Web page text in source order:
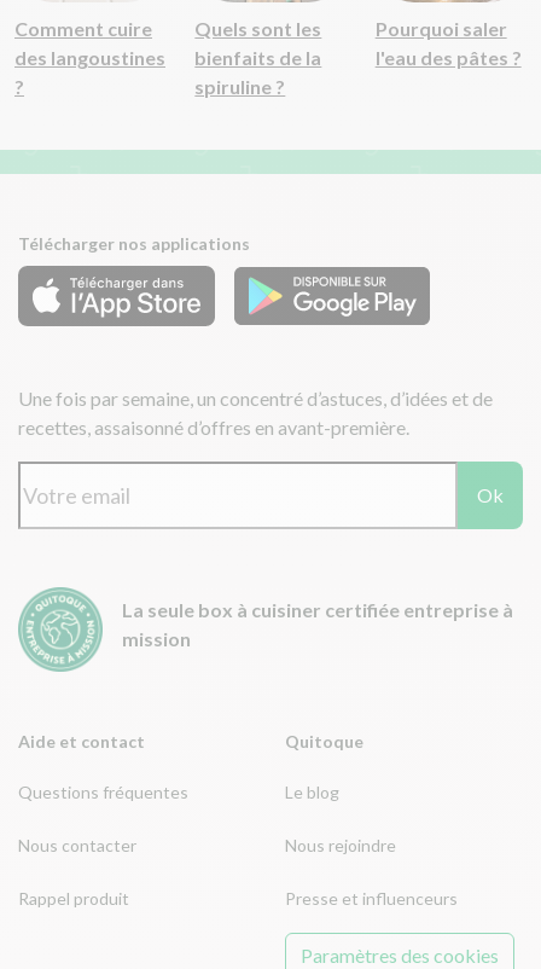
Comment cuire
des langoustines
?
Quels sont les
bienfaits de la
spiruline ?
Pourquoi saler
l'eau des pâtes ?
Aide et contact
Questions fréquentes
Nous contacter
Rappel produit
Quitoque
Le blog
Nous rejoindre
Presse et influenceurs
Paramètres des cookies
Télécharger nos applications
Une fois par semaine, un concentré d’astuces, d’idées et de
recettes, assaisonné d’offres en avant-première.
Ok
La seule box à cuisiner certifiée entreprise à
mission